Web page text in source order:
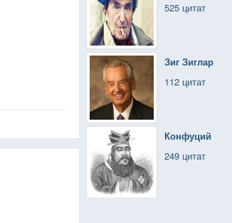
525 цитат
Зиг Зиглар
112 цитат
Конфуций
249 цитат